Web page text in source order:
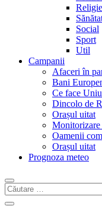
Religie
Social
Sport
Util
Campanii
Afaceri în
Bani
Ce face
Dincolo de
Orașul uitat
Monitorizare
Oamenii
Orașul uitat
Prognoza meteo